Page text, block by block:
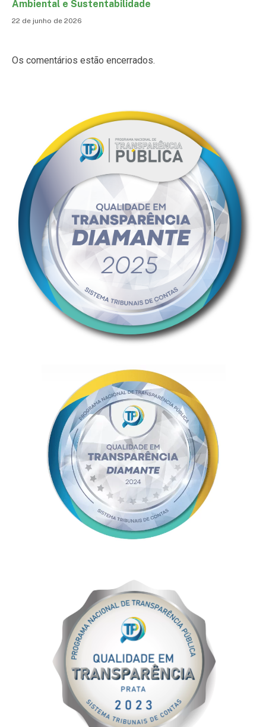
Ambiental e Sustentabilidade
22 de junho de 2026
Os comentários estão encerrados.